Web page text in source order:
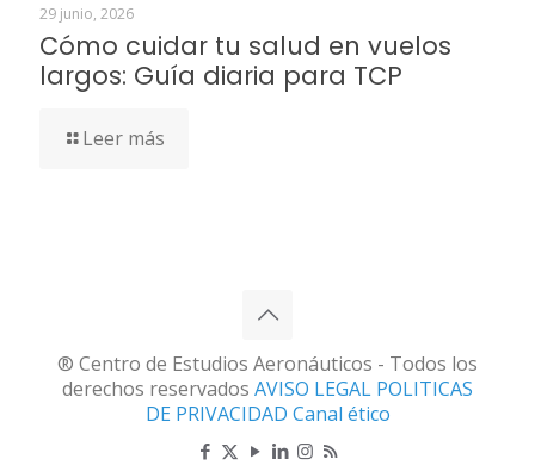
29 junio, 2026
Cómo cuidar tu salud en vuelos
largos: Guía diaria para TCP
Leer más
® Centro de Estudios Aeronáuticos - Todos los
derechos reservados AVISO LEGAL POLITICAS
DE PRIVACIDAD Canal ético